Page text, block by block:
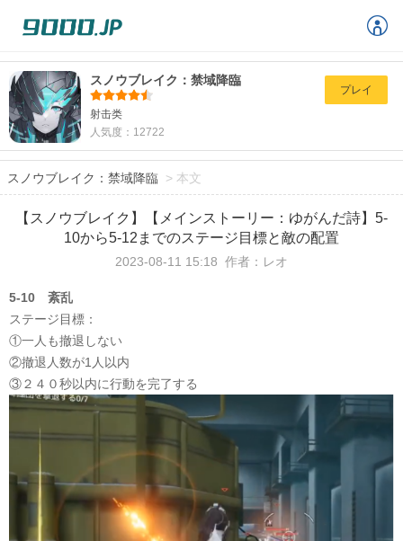
スノウブレイク：禁域降臨
射击类
人気度：12722
プレイ
スノウブレイク：禁域降臨 > 本文
【スノウブレイク】【メインストーリー：ゆがんだ詩】5-
10から5-12までのステージ目標と敵の配置
2023-08-11 15:18 作者：レオ
5-10 紊乱
ステージ目標：
①一人も撤退しない
②撤退人数が1人以内
③２４０秒以内に行動を完了する